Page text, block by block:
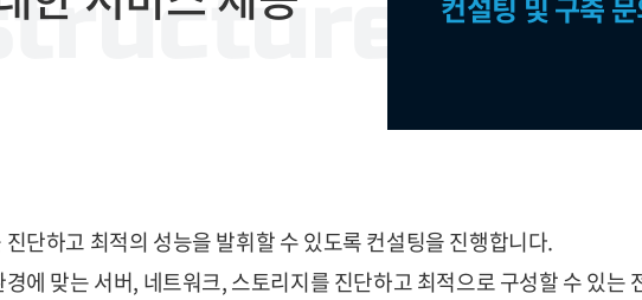
단하고 최적의 성능을 발휘할 수 있도록 컨설팅을 진행합니다.
에 맞는 서버, 네트워크, 스토리지를 진단하고 최적으로 구성할 수 있는